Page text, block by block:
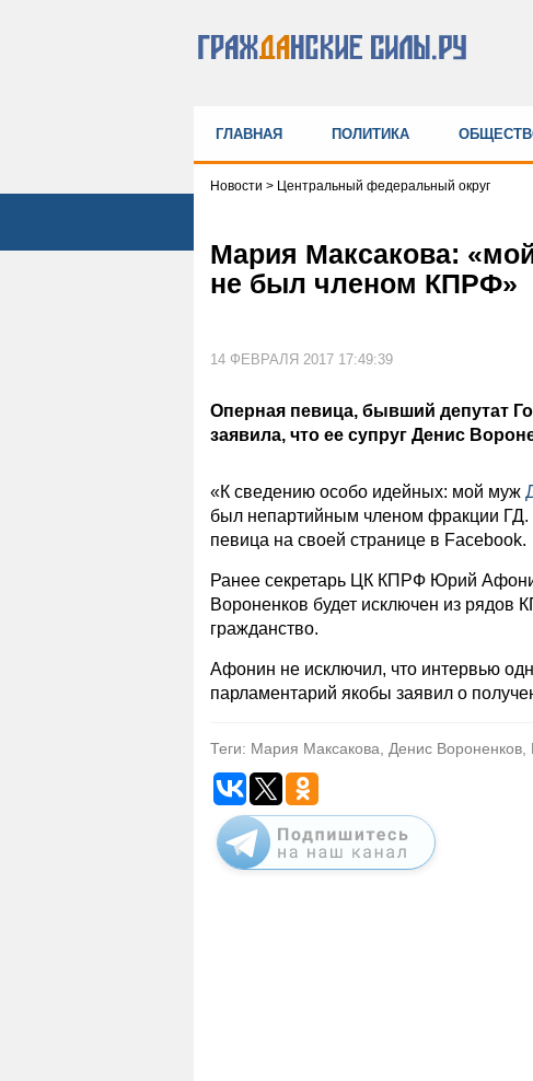
ГЛАВНАЯ ПОЛИТИКА
Новости > Центральный федеральный округ
Мария Максакова:
не был членом КПРФ»
14 ФЕВРАЛЯ 2017 17:49:39
Оперная певица, бывший депутат
заявила, что ее супруг Денис
«К сведению особо идейных: мой муж
был непартийным членом фракции ГД.
певица на своей странице в Facebook.
Ранее секретарь ЦК КПРФ Юрий
Вороненков будет исключен из рядов
гражданство.
Афонин не исключил, что интервью
парламентарий якобы заявил о
Теги: Мария Максакова, Денис